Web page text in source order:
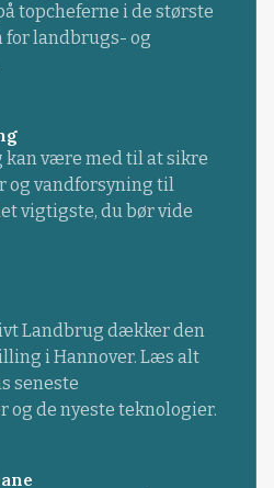
topcheferne i de største
landbrugs- og
være med til at sikre
vandforsyning til
vigtigste, du bør vide
Landbrug dækker den
i Hannover. Læs alt
seneste
de nyeste teknologier.